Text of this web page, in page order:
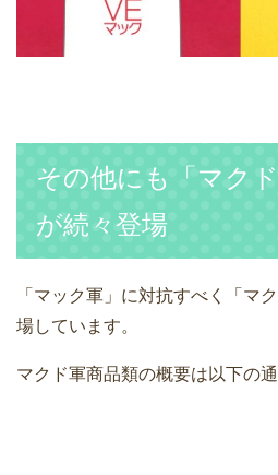
その他にも「マク
が続々登場
「マック軍」に対抗すべく「マ
場しています。
マクド軍商品類の概要は以下の通